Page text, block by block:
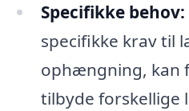
Specifikke behov:
specifikke krav til
ophængning, kan
tilbyde forskellige